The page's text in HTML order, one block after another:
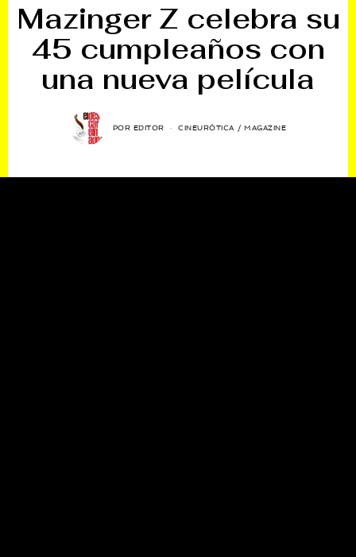
Mazinger Z celebra su
45 cumpleaños con
una nueva película
POR EDITOR CINEURÓTICA / MAGAZINE